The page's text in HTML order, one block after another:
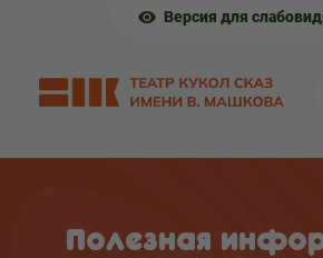
Версия для
Полезная